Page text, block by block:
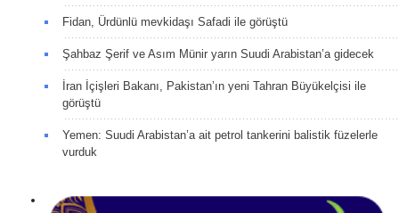
Fidan, Ürdünlü mevkidaşı Safadi ile görüştü
Şahbaz Şerif ve Asım Münir yarın Suudi Arabistan’a gidecek
İran İçişleri Bakanı, Pakistan’ın yeni Tahran Büyükelçisi ile
görüştü
Yemen: Suudi Arabistan’a ait petrol tankerini balistik füzelerle
vurduk